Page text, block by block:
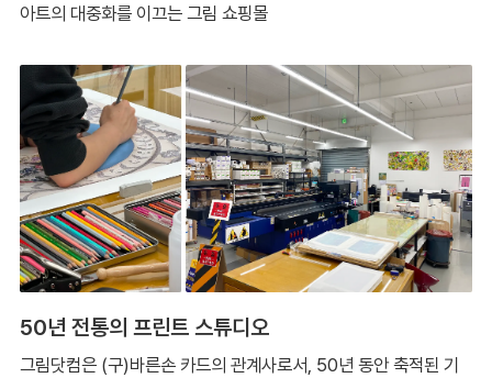
아트의 대중화를 이끄는 그림 쇼핑몰
50년 전통의 프린트 스튜디오
그림닷컴은 (구)바른손 카드의 관계사로서, 50년 동안 축적된 기